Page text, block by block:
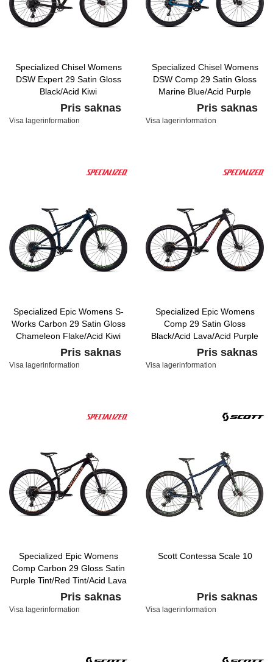
Specialized Chisel Womens
DSW Expert 29 Satin Gloss
Black/Acid Kiwi
Pris saknas
Visa lagerinformation
Specialized Chisel Womens
DSW Comp 29 Satin Gloss
Marine Blue/Acid Purple
Pris saknas
Visa lagerinformation
Specialized Epic Womens S-
Works Carbon 29 Satin Gloss
Chameleon Flake/Acid Kiwi
Pris saknas
Visa lagerinformation
Specialized Epic Womens
Comp 29 Satin Gloss
Black/Acid Lava/Acid Purple
Pris saknas
Visa lagerinformation
Specialized Epic Womens
Comp Carbon 29 Gloss Satin
Purple Tint/Red Tint/Acid Lava
Pris saknas
Visa lagerinformation
Scott Contessa Scale 10
Pris saknas
Visa lagerinformation